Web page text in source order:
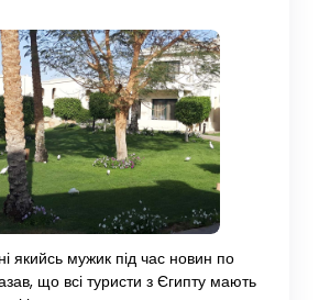
якийсь мужик під час новин по
що всі туристи з Єгипту мають